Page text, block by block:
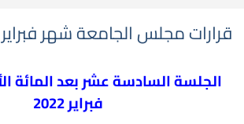
قرارات مجلس الجامعة شهر فبراير 2022
فبراير 2022